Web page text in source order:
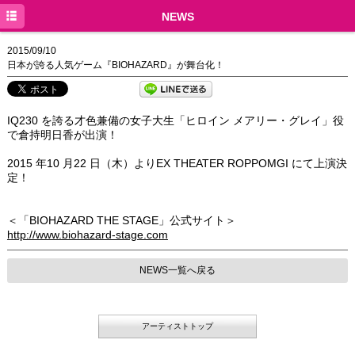
NEWS
2015/09/10
日本が誇る人気ゲーム『BIOHAZARD』が舞台化！
IQ230 を誇る才色兼備の女子大生「ヒロイン メアリー・グレイ」役
で倉持明日香が出演！
2015 年10 月22 日（木）よりEX THEATER ROPPOMGI にて上演決
定！
＜「BIOHAZARD THE STAGE」公式サイト＞
http://www.biohazard-stage.com
NEWS一覧へ戻る
アーティストトップ
NEWS
EVENT
DISCOGRAPHY
PROFILE